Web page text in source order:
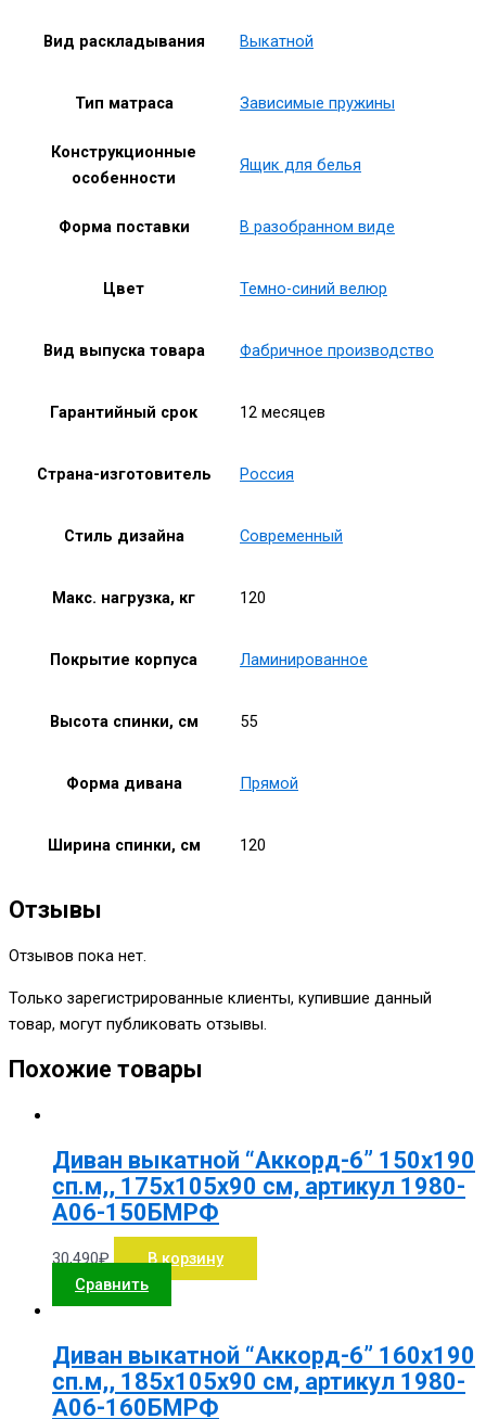
Вид раскладывания Выкатной
Тип матраса Зависимые пружины
Конструкционные
особенности
Ящик для белья
Форма поставки В разобранном виде
Цвет Темно-синий велюр
Вид выпуска товара Фабричное производство
Гарантийный срок 12 месяцев
Страна-изготовитель Россия
Стиль дизайна Современный
Макс. нагрузка, кг 120
Покрытие корпуса Ламинированное
Высота спинки, см 55
Форма дивана Прямой
Ширина спинки, см 120
Отзывы
Отзывов пока нет.
Только зарегистрированные клиенты, купившие данный
товар, могут публиковать отзывы.
Похожие товары
Диван выкатной “Аккорд-6” 150х190
сп.м,, 175х105х90 см, артикул 1980-
А06-150БМРФ
30,490₽
В корзину
Сравнить
Диван выкатной “Аккорд-6” 160х190
сп.м,, 185х105х90 см, артикул 1980-
А06-160БМРФ